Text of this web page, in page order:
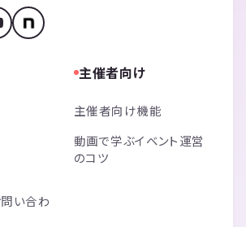
問い合わ
主催者向け
主催者向け機能
動画で学ぶイベント運営
のコツ